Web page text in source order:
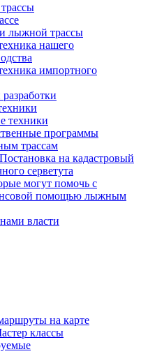
лыжной трассы
нашего
импортного
техники
программы
трассам
на кадастровый
серветута
могут помочь с
помощью лыжным
власти
на карте
классы